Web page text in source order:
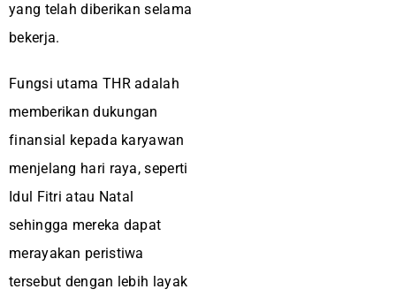
yang telah diberikan selama
bekerja.
Fungsi utama THR adalah
memberikan dukungan
finansial kepada karyawan
menjelang hari raya, seperti
Idul Fitri atau Natal
sehingga mereka dapat
merayakan peristiwa
tersebut dengan lebih layak